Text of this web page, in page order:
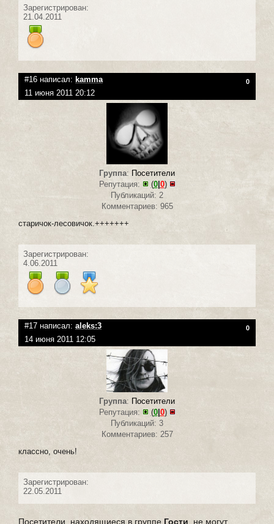
Зарегистрирован:
21.04.2011
#16 написал: kamma 0
11 июня 2011 20:12
Группа: Посетители
Репутация:
(0| 0)
Публикаций: 2
Комментариев: 965
старичок-лесовичок.+++++++
Зарегистрирован:
4.06.2011
#17 написал: aleks:3 0
14 июня 2011 12:05
Группа: Посетители
Репутация:
(0| 0)
Публикаций: 3
Комментариев: 257
классно, очень!
Зарегистрирован:
22.05.2011
Посетители, находящиеся в группе Гости , не могут